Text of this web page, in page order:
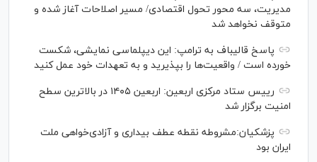
مدیریت، سه محور تحول اقتصادی/ مسیر اصلاحات آغاز شده و
متوقف نخواهد شد
پاسخ قالیباف به ترامپ: این دیپلماسی نمایشی، شکست
خورده است / واقعیت‌ها را بپذیرید و به تعهدات خود عمل کنید
رییس ستاد مرکزی اربعین: اربعین ۱۴۰۵ در بالاترین سطح
امنیت برگزار شد
پزشکیان:مشروطه نقطه عطف بیداری و آزادی‌خواهی ملت
ایران بود